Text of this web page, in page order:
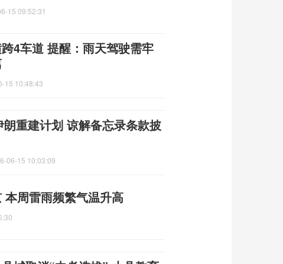
15 09:52:31
4车道 提醒：雨天驾驶需牢
15 10:48:43
重建计划 谅解备忘录条款披
06-15 10:03:09
周雷雨频繁气温升高